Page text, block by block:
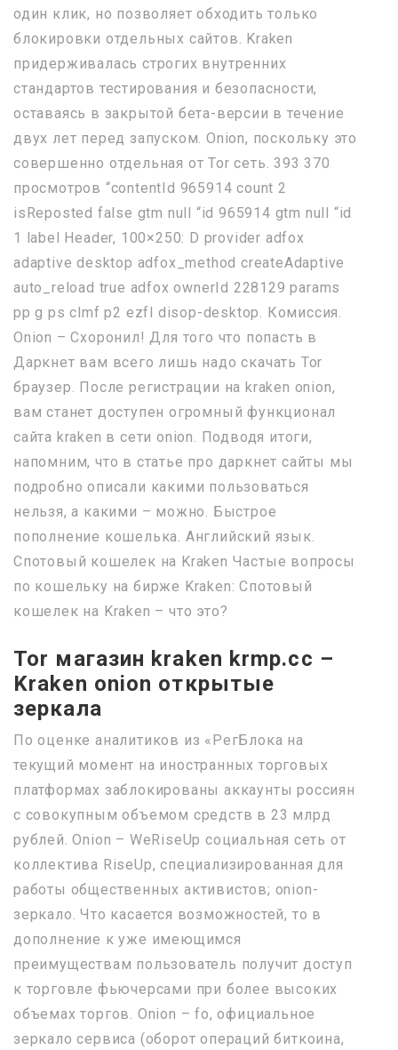
один клик, но позволяет обходить только
блокировки отдельных сайтов. Kraken
придерживалась строгих внутренних
стандартов тестирования и безопасности,
оставаясь в закрытой бета-версии в течение
двух лет перед запуском. Onion, поскольку это
совершенно отдельная от Tor сеть. 393 370
просмотров “contentId 965914 count 2
isReposted false gtm null “id 965914 gtm null “id
1 label Header, 100×250: D provider adfox
adaptive desktop adfox_method createAdaptive
auto_reload true adfox ownerId 228129 params
pp g ps clmf p2 ezfl disop-desktop. Комиссия.
Onion – Схоронил! Для того что попасть в
Даркнет вам всего лишь надо скачать Tor
браузер. После регистрации на kraken onion,
вам станет доступен огромный функционал
сайта kraken в сети onion. Подводя итоги,
напомним, что в статье про даркнет сайты мы
подробно описали какими пользоваться
нельзя, а какими – можно. Быстрое
пополнение кошелька. Английский язык.
Спотовый кошелек на Kraken Частые вопросы
по кошельку на бирже Kraken: Спотовый
кошелек на Kraken – что это?
Tor магазин kraken krmp.cc –
Kraken onion открытые
зеркала
По оценке аналитиков из «РегБлока на
текущий момент на иностранных торговых
платформах заблокированы аккаунты россиян
с совокупным объемом средств в 23 млрд
рублей. Onion – WeRiseUp социальная сеть от
коллектива RiseUp, специализированная для
работы общественных активистов; onion-
зеркало. Что касается возможностей, то в
дополнение к уже имеющимся
преимуществам пользователь получит доступ
к торговле фьючерсами при более высоких
объемах торгов. Onion – fo, официальное
зеркало сервиса (оборот операций биткоина,